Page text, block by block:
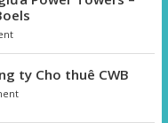
ty Cho thuê CWB